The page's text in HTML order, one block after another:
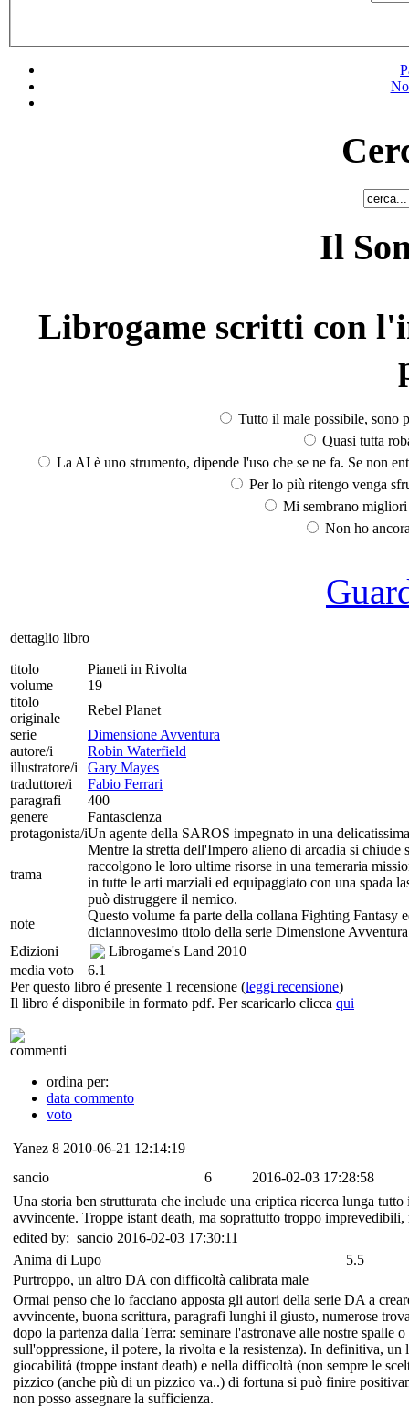
Il
Librogame scritti con
Tutto il male possibile, sono
Quasi tutta
La AI è uno strumento, dipende l'uso che se ne fa. Se non
Per lo più ritengo venga
Mi sembrano
Non ho
dettaglio libro
titolo
Pianeti in Rivolta
volume
19
titolo
originale
Rebel Planet
serie
Dimensione Avventura
autore/i
Robin Waterfield
illustratore/i
Gary Mayes
traduttore/i
Fabio Ferrari
paragrafi
400
genere
Fantascienza
protagonista/iUn agente della SAROS impegnato in una
trama
Mentre la stretta dell'Impero alieno di arcadia si chiude
raccolgono le loro ultime risorse in una temeraria
in tutte le arti marziali ed equipaggiato con una spada
può distruggere il nemico.
note
Questo volume fa parte della collana Fighting
diciannovesimo titolo della serie Dimensione
Edizioni
Librogame's Land 2010
media voto
6.1
Per questo libro é presente 1 recensione (leggi recensione)
Il libro é disponibile in formato pdf. Per scaricarlo clicca qui
commenti
ordina per:
data commento
voto
Yanez 8 2010-06-21 12:14:19
sancio
6
2016-02-03 17:28:58
Una storia ben strutturata che include una criptica ricerca lunga
avvincente. Troppe istant death, ma soprattutto troppo
edited by: sancio 2016-02-03 17:30:11
Anima di Lupo
5.5
Purtroppo, un altro DA con difficoltà calibrata male
Ormai penso che lo facciano apposta gli autori della serie DA a
avvincente, buona scrittura, paragrafi lunghi il giusto, numerose
dopo la partenza dalla Terra: seminare l'astronave alle nostre
sull'oppressione, il potere, la rivolta e la resistenza). In definitiva,
giocabilitá (troppe instant death) e nella difficoltà (non sempre le
pizzico (anche più di un pizzico va..) di fortuna si può finire
non posso assegnare la sufficienza.